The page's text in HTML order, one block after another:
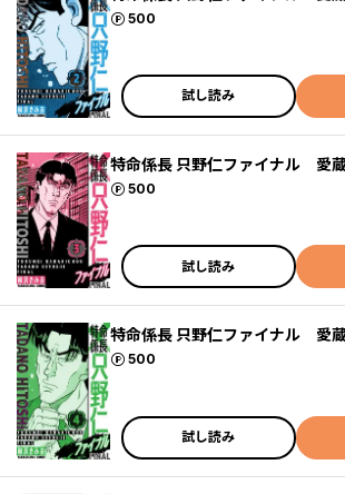
500
ポイント
試し読み
特命係長 只野仁ファイナル 愛
500
ポイント
試し読み
特命係長 只野仁ファイナル 愛
500
ポイント
試し読み